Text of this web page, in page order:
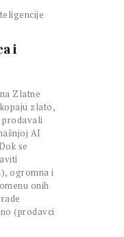
i
Zlatne
zlato,
prodavali
AI
se
ogromna i
onih
(prodavci